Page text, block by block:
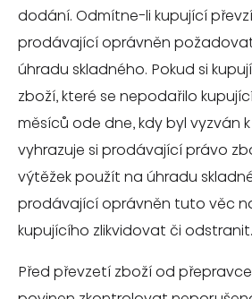
dodání. Odmítne-li kupující
prodávající oprávněn
úhradu skladného. Pokud si
zboží, které se nepodařilo
měsíců ode dne, kdy byl vyzván
vyhrazuje si prodávající právo
výtěžek použít na úhradu
prodávající oprávněn tuto věc
kupujícího zlikvidovat či odstranit.
Před převzetí zboží od